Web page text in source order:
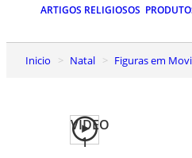
ARTIGOS RELIGIOSOS
Inicio Natal Figuras em
VIDEO
1